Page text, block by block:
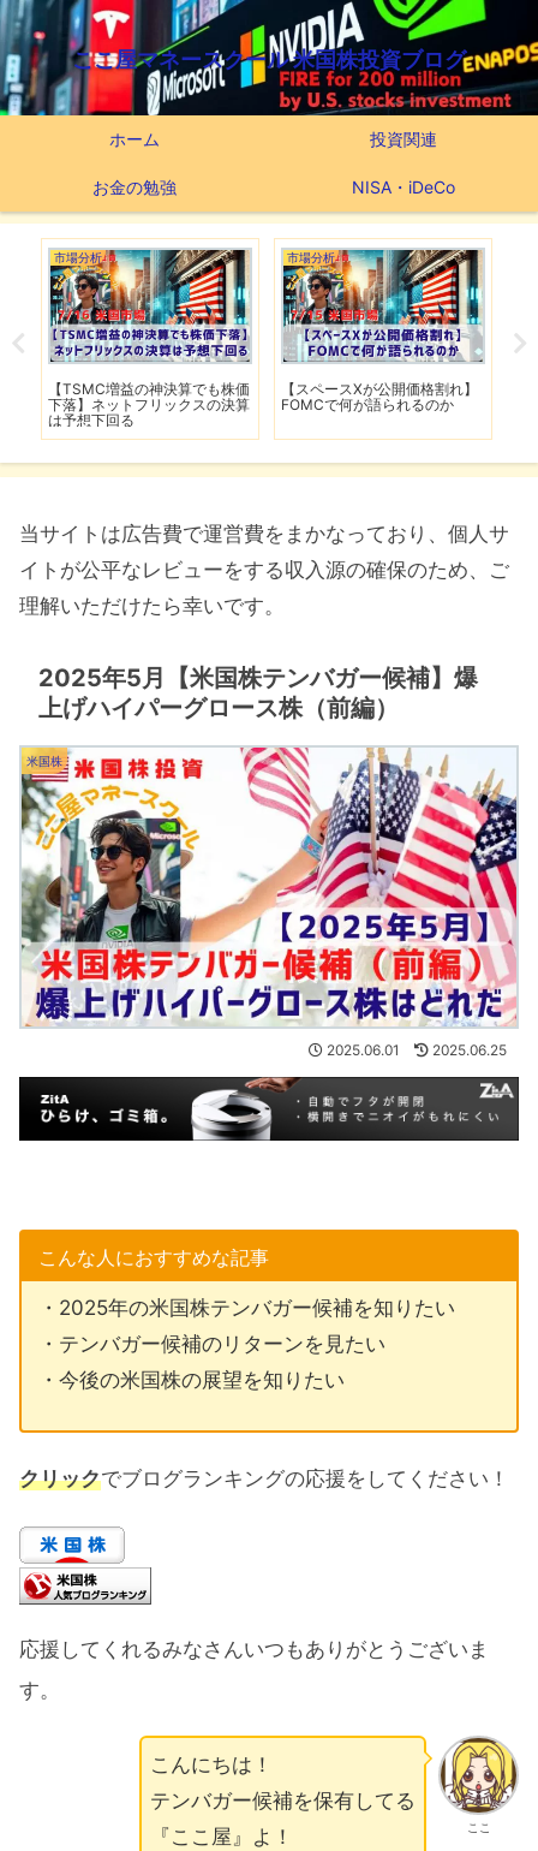
ここ屋マネースクール 米国株投資ブログ
ホーム 投資関連
お金の勉強 NISA・iDeCo
市場分析
【TSMC増益の神決算でも株価
下落】ネットフリックスの決算
は予想下回る
市場分析
【スペースXが公開価格割れ】
FOMCで何が語られるのか
当サイトは広告費で運営費をまかなっており、個人サ
イトが公平なレビューをする収入源の確保のため、ご
理解いただけたら幸いです。
2025年5月【米国株テンバガー候補】爆
上げハイパーグロース株（前編）
米国株
2025.06.01 2025.06.25
こんな人におすすめな記事
・2025年の米国株テンバガー候補を知りたい
・テンバガー候補のリターンを見たい
・今後の米国株の展望を知りたい
クリックでブログランキングの応援をしてください！
応援してくれるみなさんいつもありがとうございま
す。
ここ
こんにちは！
テンバガー候補を保有してる
『ここ屋』よ！